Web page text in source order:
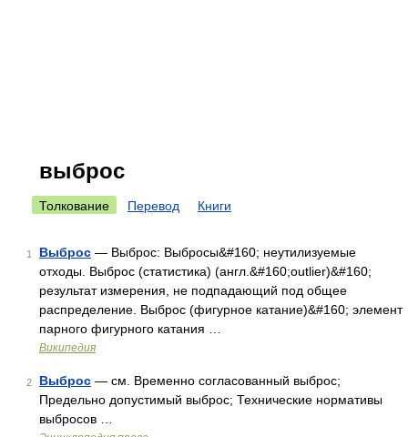
выброс
Толкование Перевод Книги
1 Выброс — Выброс: Выбросы&#160; неутилизуемые
отходы. Выброс (статистика) (англ.&#160;outlier)&#160;
результат измерения, не подпадающий под общее
распределение. Выброс (фигурное катание)&#160; элемент
парного фигурного катания …
Википедия
2 Выброс — см. Временно согласованный выброс;
Предельно допустимый выброс; Технические нормативы
выбросов …